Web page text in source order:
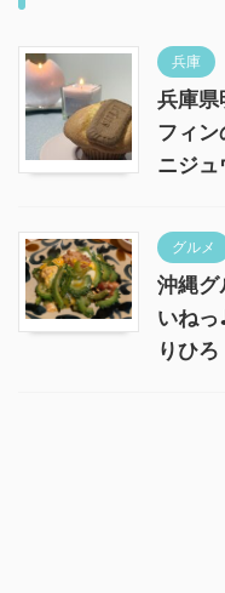
兵庫
兵庫県
フィ
ニジ
グルメ
沖縄
いねっ
りひろ